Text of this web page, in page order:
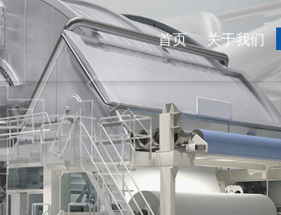
首页 关于我们
心